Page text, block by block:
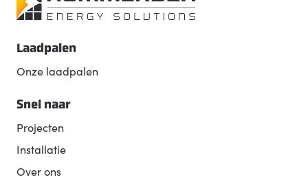
Laadpalen
Onze laadpalen
Snel naar
Projecten
Installatie
Over ons